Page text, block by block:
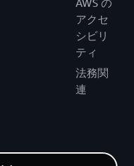
アクセ
シビリ
ティ
法務関
連